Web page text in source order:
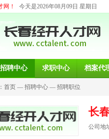
网！ 今天是2026年08月09日 星期日
招聘中心 求职中心 档案代
首页 — 招聘中心 — 招聘职位
长
公司地